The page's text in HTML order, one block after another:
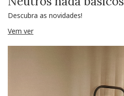
Descubra as novidades!
Vem ver